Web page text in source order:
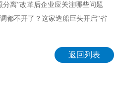
分离”改革后企业应关注哪些问题
都不开了？这家造船巨头开启“省
返回列表